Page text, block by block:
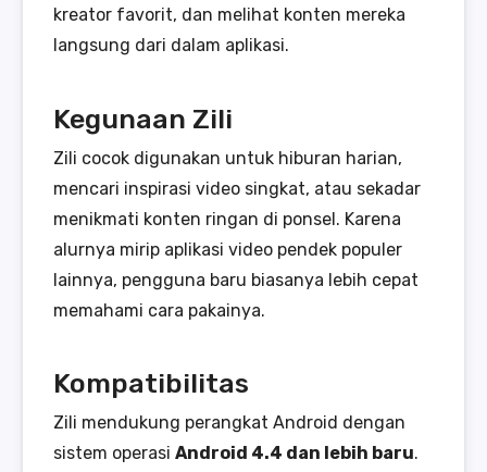
kreator favorit, dan melihat konten mereka
langsung dari dalam aplikasi.
Kegunaan Zili
Zili cocok digunakan untuk hiburan harian,
mencari inspirasi video singkat, atau sekadar
menikmati konten ringan di ponsel. Karena
alurnya mirip aplikasi video pendek populer
lainnya, pengguna baru biasanya lebih cepat
memahami cara pakainya.
Kompatibilitas
Zili mendukung perangkat Android dengan
sistem operasi Android 4.4 dan lebih baru.